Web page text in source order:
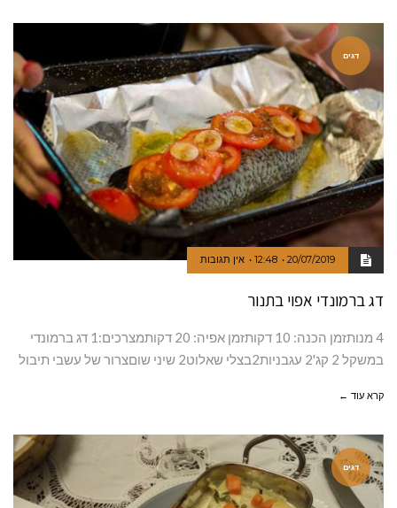
דגים
20/07/2019
12:48 אין תגובות
דג ברמונדי אפוי בתנור
4 מנותזמן הכנה: 10 דקותזמן אפיה: 20 דקותמצרכים:1 דג ברמונדי
במשקל 2 קג'2 עגבניות2בצלי שאלוט2 שיני שוםצרור של עשבי תיבול
קרא עוד ←
דגים